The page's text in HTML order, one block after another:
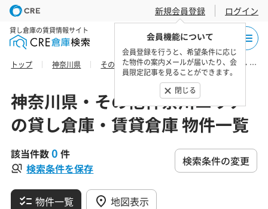
新規会員登録
会員機能について
会員登録を行うと、希望条件に応じ
た物件の案内メールが届いたり、会
員限定記事を見ることができます。
閉じる
ログイン
貸し倉庫の賃貸情報サイト
トップ 神奈川県 その他神奈川エリア 三浦郡の貸し倉庫・賃貸倉庫 物件一覧
神奈川県・その他神奈川エリア
の貸し倉庫・賃貸倉庫 物件一覧
該当件数0 件
検索条件を保存
検索条件の変更
物件一覧 地図表示